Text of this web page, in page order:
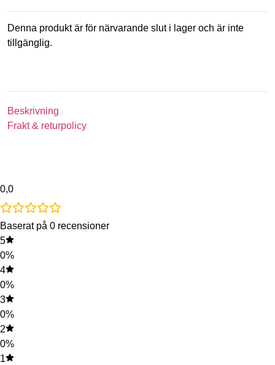
Denna produkt är för närvarande slut i lager och är inte
tillgänglig.
Beskrivning
Frakt & returpolicy
0,0
Baserat på 0 recensioner
5
0%
4
0%
3
0%
2
0%
1